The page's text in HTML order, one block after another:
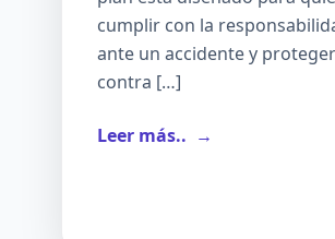
cumplir con la
ante un accidente y
contra […]
Leer más.. →